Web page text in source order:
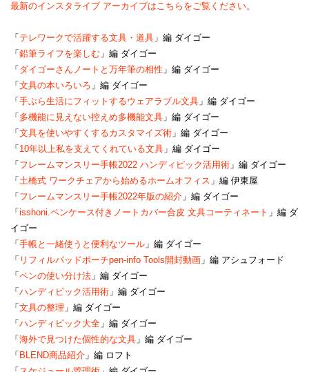
最新のインスタライブ アーカイブはこちらをご覧ください。
「 テレワークで活躍する文具・道具 」編 ダイゴー
「 鉛筆ライフを楽しむ 」編 ダイゴー
「 ダイゴーさんノートと万年筆の相性 」編 ダイゴー
「 文具の本いろいろ 」編 ダイゴー
「 手ぶら生活にフィットするウェアラブル文具 」編 ダイゴー
「 多機能に見えない控えめ多機能文具 」編 ダイゴー
「 文具を使いやすくするカスタマイズ術 」編 ダイゴー
「 10年以上私を支えてくれている文具 」編 ダイゴー
「 フレームマンスリー手帳2022 ハンディピック活用術 」編 ダイゴー
「 土橋式 ワークチェアから始めるホームオフィス 」編 伊東屋
「 フレームマンスリー手帳2022年版の紹介 」編 ダイゴー
「 isshoni.ペンケース付きノートカバー合皮 文具コーティネート 」編 ダ
イゴー
「 手帳と一緒使うと便利なツール 」編 ダイゴー
「 リフィルパッドポーチpen-info Tools開封動画 」編 アシュフォード
「 ペンの使い分け法 」編 ダイゴー
「 ハンディピック活用術 」編 ダイゴー
「 文具の整理 」編 ダイゴー
「 ハンディピック大全 」編 ダイゴー
「 海外で見つけた個性的な文具 」編 ダイゴー
「 BLEND商品紹介 」編 ロフト